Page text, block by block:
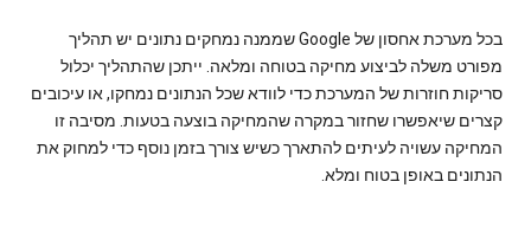
בכל מערכת אחסון של Google שממנה נמחקים נתונים יש תהליך
מפורט משלה לביצוע מחיקה בטוחה ומלאה. ייתכן שהתהליך יכלול
סריקות חוזרות של המערכת כדי לוודא שכל הנתונים נמחקו, או עיכובים
קצרים שיאפשרו שחזור במקרה שהמחיקה בוצעה בטעות. מסיבה זו
המחיקה עשויה לעיתים להתארך כשיש צורך בזמן נוסף כדי למחוק את
הנתונים באופן בטוח ומלא.